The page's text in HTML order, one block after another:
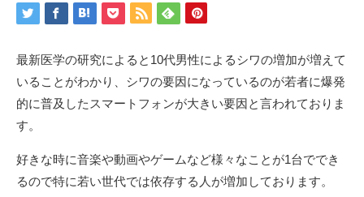
最新医学の研究によると10代男性によるシワの増加が増えて
いることがわかり、シワの要因になっているのが若者に爆発
的に普及したスマートフォンが大きい要因と言われておりま
す。
好きな時に音楽や動画やゲームなど様々なことが1台ででき
るので特に若い世代では依存する人が増加しております。